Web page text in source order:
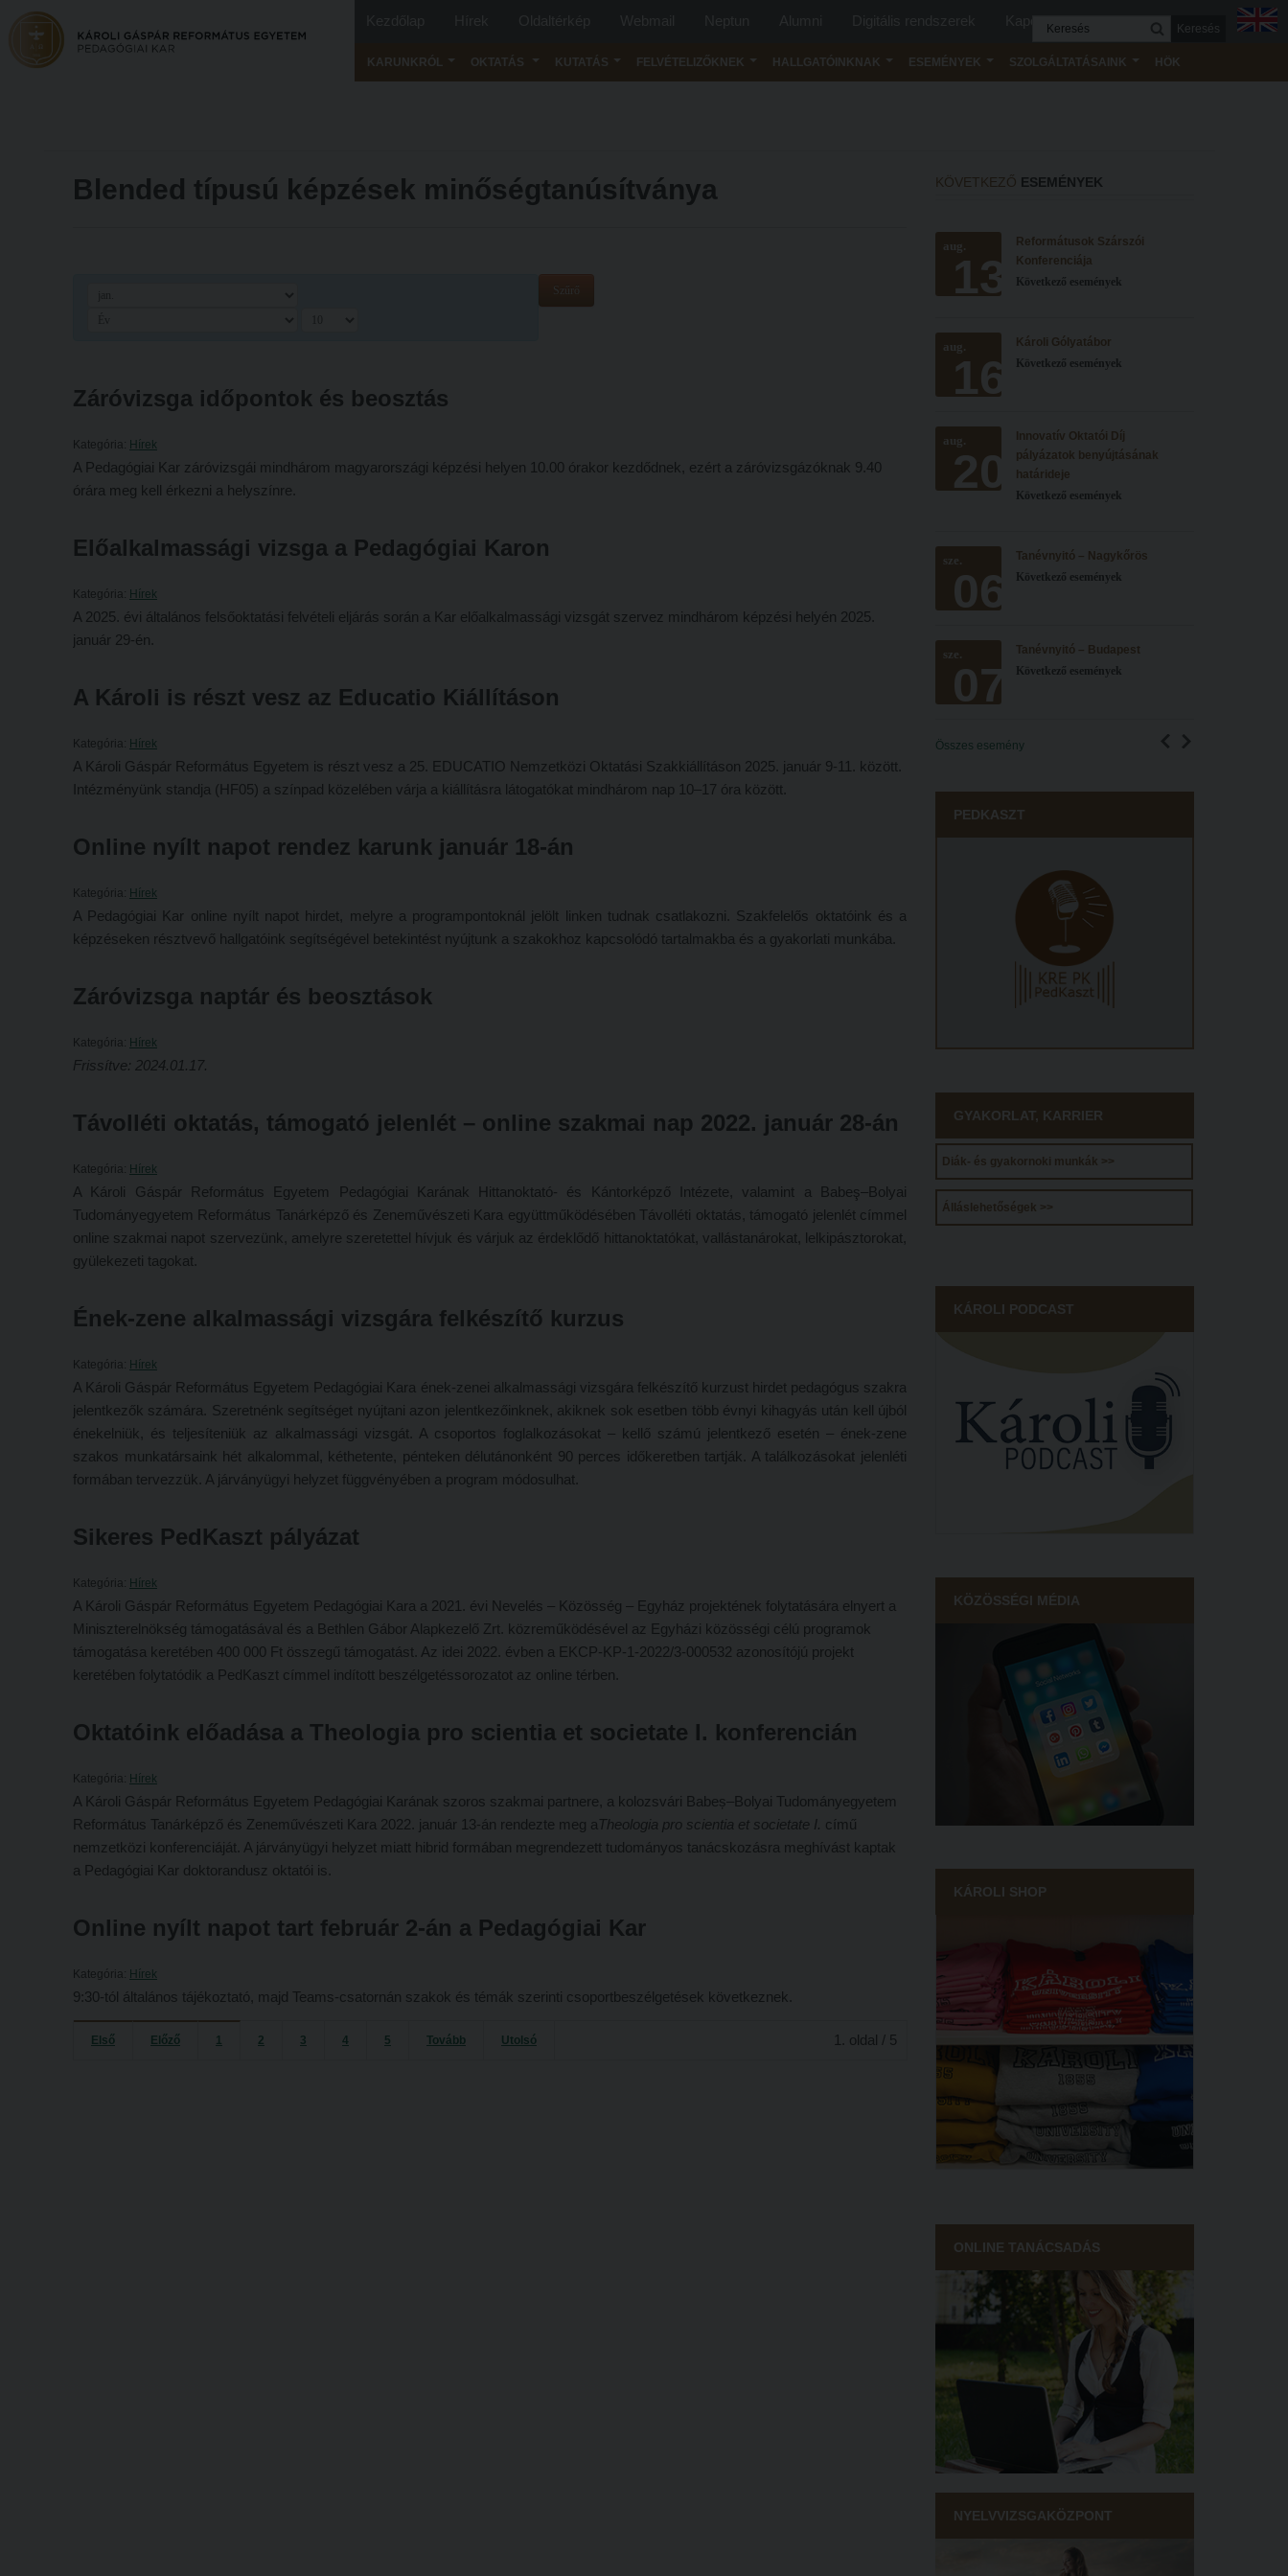
Kapcsolat
Keresés
KARUNKRÓL OKTATÁS KUTATÁS FELVÉTELIZŐKNEK HALLGATÓINKNAK ESEMÉNYEK SZOLGÁLTATÁSAINK HÖK
Blended típusú képzések minőségtanúsítványa
Szűrő
Záróvizsga időpontok és beosztás
Kategória: Hírek
A Pedagógiai Kar záróvizsgái mindhárom magyarországi képzési helyen 10.00 órakor kezdődnek, ezért a záróvizsgázóknak 9.40
órára meg kell érkezni a helyszínre.
Előalkalmassági vizsga a Pedagógiai Karon
Kategória: Hírek
A 2025. évi általános felsőoktatási felvételi eljárás során a Kar előalkalmassági vizsgát szervez mindhárom képzési helyén 2025.
január 29-én.
A Károli is részt vesz az Educatio Kiállításon
Kategória: Hírek
A Károli Gáspár Református Egyetem is részt vesz a 25. EDUCATIO Nemzetközi Oktatási Szakkiállításon 2025. január 9-11. között.
Intézményünk standja (HF05) a színpad közelében várja a kiállításra látogatókat mindhárom nap 10–17 óra között.
Online nyílt napot rendez karunk január 18-án
Kategória: Hírek
A Pedagógiai Kar online nyílt napot hirdet, melyre a programpontoknál jelölt linken tudnak csatlakozni. Szakfelelős oktatóink és a
képzéseken résztvevő hallgatóink segítségével betekintést nyújtunk a szakokhoz kapcsolódó tartalmakba és a gyakorlati munkába.
Záróvizsga naptár és beosztások
Kategória: Hírek
Frissítve: 2024.01.17.
Távolléti oktatás, támogató jelenlét – online szakmai nap 2022. január 28-án
Kategória: Hírek
A Károli Gáspár Református Egyetem Pedagógiai Karának Hittanoktató- és Kántorképző Intézete, valamint a Babeş–Bolyai
Tudományegyetem Református Tanárképző és Zeneművészeti Kara együttműködésében Távolléti oktatás, támogató jelenlét címmel
online szakmai napot szervezünk, amelyre szeretettel hívjuk és várjuk az érdeklődő hittanoktatókat, vallástanárokat, lelkipásztorokat,
gyülekezeti tagokat.
Ének-zene alkalmassági vizsgára felkészítő kurzus
Kategória: Hírek
A Károli Gáspár Református Egyetem Pedagógiai Kara ének-zenei alkalmassági vizsgára felkészítő kurzust hirdet pedagógus szakra
jelentkezők számára. Szeretnénk segítséget nyújtani azon jelentkezőinknek, akiknek sok esetben több évnyi kihagyás után kell újból
énekelniük, és teljesíteniük az alkalmassági vizsgát. A csoportos foglalkozásokat – kellő számú jelentkező esetén – ének-zene
szakos munkatársaink hét alkalommal, kéthetente, pénteken délutánonként 90 perces időkeretben tartják. A találkozásokat jelenléti
formában tervezzük. A járványügyi helyzet függvényében a program módosulhat.
Sikeres PedKaszt pályázat
Kategória: Hírek
A Károli Gáspár Református Egyetem Pedagógiai Kara a 2021. évi Nevelés – Közösség – Egyház projektének folytatására elnyert a
Miniszterelnökség támogatásával és a Bethlen Gábor Alapkezelő Zrt. közreműködésével az Egyházi közösségi célú programok
támogatása keretében 400 000 Ft összegű támogatást. Az idei 2022. évben a EKCP-KP-1-2022/3-000532 azonosítójú projekt
keretében folytatódik a PedKaszt címmel indított beszélgetéssorozatot az online térben.
Oktatóink előadása a Theologia pro scientia et societate I. konferencián
Kategória: Hírek
A Károli Gáspár Református Egyetem Pedagógiai Karának szoros szakmai partnere, a kolozsvári Babeș–Bolyai Tudományegyetem
Református Tanárképző és Zeneművészeti Kara 2022. január 13-án rendezte meg aTheologia pro scientia et societate I. című
nemzetközi konferenciáját. A járványügyi helyzet miatt hibrid formában megrendezett tudományos tanácskozásra meghívást kaptak
a Pedagógiai Kar doktorandusz oktatói is.
Online nyílt napot tart február 2-án a Pedagógiai Kar
Kategória: Hírek
9:30-tól általános tájékoztató, majd Teams-csatornán szakok és témák szerinti csoportbeszélgetések következnek.
1. oldal / 5
Első Előző 1 2 3 4 5 Tovább Utolsó
KÖVETKEZŐ ESEMÉNYEK
aug.
13
Reformátusok Szárszói
Konferenciája
Következő események
aug.
16
Károli Gólyatábor
Következő események
aug.
20
Innovatív Oktatói Díj
pályázatok benyújtásának
határideje
Következő események
sze.
06
Tanévnyitó – Nagykőrös
Következő események
sze.
07
Tanévnyitó – Budapest
Következő események
Összes esemény
PEDKASZT
GYAKORLAT, KARRIER
Diák- és gyakornoki munkák >>
Álláslehetőségek >>
KÁROLI PODCAST
KÖZÖSSÉGI MÉDIA
KÁROLI SHOP
ONLINE TANÁCSADÁS
NYELVVIZSGAKÖZPONT